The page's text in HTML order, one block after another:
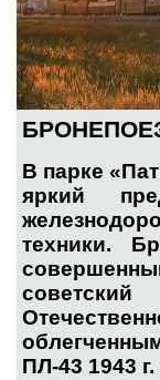
В парке
яркий
техники.
ПЛ-43 1943 г.